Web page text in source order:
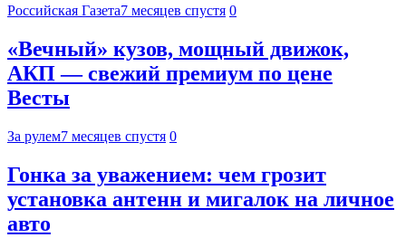
Российская Газета7 месяцев спустя 0
«Вечный» кузов, мощный движок,
АКП — свежий премиум по цене
Весты
За рулем7 месяцев спустя 0
Гонка за уважением: чем грозит
установка антенн и мигалок на личное
авто